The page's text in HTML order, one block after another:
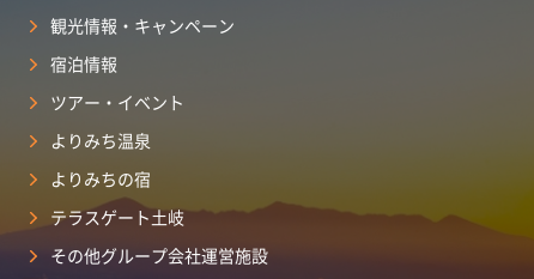
観光情報・キャンペーン
宿泊情報
ツアー・イベント
よりみち温泉
よりみちの宿
テラスゲート土岐
その他グループ会社運営施設